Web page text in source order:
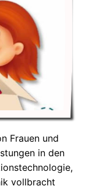
Frauen und
in den
vollbracht